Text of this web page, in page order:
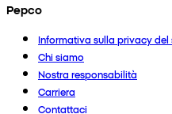
Pepco
Informativa sulla privacy del
Chi siamo
Nostra responsabilità
Carriera
Contattaci